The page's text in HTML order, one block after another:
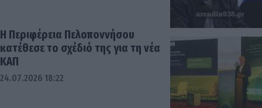
Η Περιφέρεια Πελοποννήσου
κατέθεσε το σχέδιό της για τη νέα
ΚΑΠ
24.07.2026 18:22